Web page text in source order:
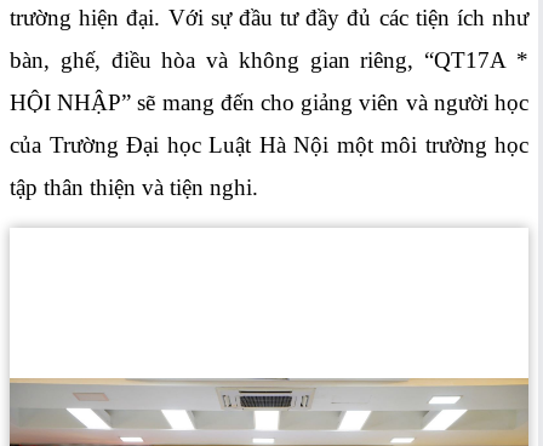
trường hiện đại. Với sự đầu tư đầy đủ các tiện ích như
bàn, ghế, điều hòa và không gian riêng, “QT17A *
HỘI NHẬP” sẽ mang đến cho giảng viên và người học
của Trường Đại học Luật Hà Nội một môi trường học
tập thân thiện và tiện nghi.